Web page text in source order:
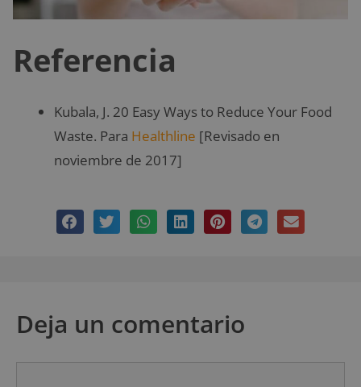
Referencia
Kubala, J. 20 Easy Ways to Reduce Your Food
Waste. Para Healthline [Revisado en
noviembre de 2017]
Deja un comentario